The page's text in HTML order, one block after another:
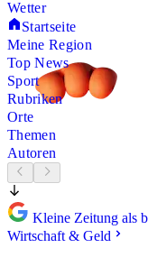
Wetter
Startseite
Meine Region
Top News
Sport
Rubriken
Orte
Themen
Autoren
Kleine Zeitung als
Wirtschaft & Geld